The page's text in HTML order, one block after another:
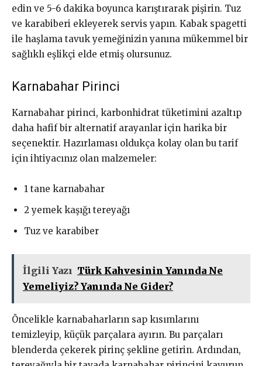
edin ve 5-6 dakika boyunca karıştırarak pişirin. Tuz
ve karabiberi ekleyerek servis yapın. Kabak spagetti
ile haşlama tavuk yemeğinizin yanına mükemmel bir
sağlıklı eşlikçi elde etmiş olursunuz.
Karnabahar Pirinci
Karnabahar pirinci, karbonhidrat tüketimini azaltıp
daha hafif bir alternatif arayanlar için harika bir
seçenektir. Hazırlaması oldukça kolay olan bu tarif
için ihtiyacınız olan malzemeler:
1 tane karnabahar
2 yemek kaşığı tereyağı
Tuz ve karabiber
İlgili Yazı Türk Kahvesinin Yanında Ne
Yemeliyiz? Yanında Ne Gider?
Öncelikle karnabaharların sap kısımlarını
temizleyip, küçük parçalara ayırın. Bu parçaları
blenderda çekerek pirinç şekline getirin. Ardından,